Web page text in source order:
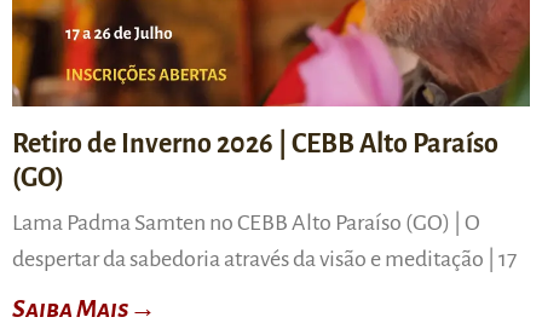
Retiro de Inverno 2026 | CEBB Alto Paraíso
(GO)
Lama Padma Samten no CEBB Alto Paraíso (GO) | O
despertar da sabedoria através da visão e meditação | 17
Saiba Mais→